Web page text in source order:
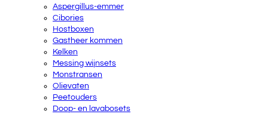
Aspergillus-emmer
Cibories
Hostboxen
Gastheer kommen
Kelken
Messing wijnsets
Monstransen
Olievaten
Peetouders
Doop- en lavabosets